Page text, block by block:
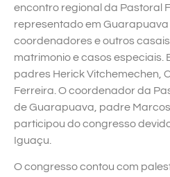
encontro regional da Pastoral
representado em Guarapuava
coordenadores e outros
matrimonio e casos especiais.
padres Herick Vitchemechen,
Ferreira. O coordenador da
de Guarapuava, padre
participou do congresso
Iguaçu.
O congresso contou com